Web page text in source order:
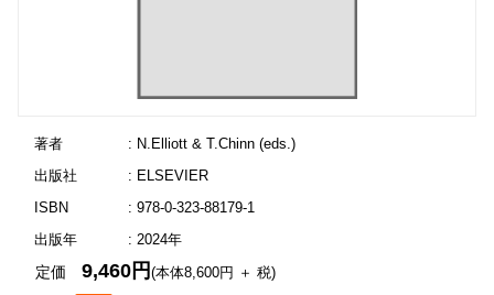
著者
: N.Elliott & T.Chinn (eds.)
出版社
: ELSEVIER
ISBN
: 978-0-323-88179-1
出版年
: 2024年
定価9,460円(本体8,600円 ＋ 税)